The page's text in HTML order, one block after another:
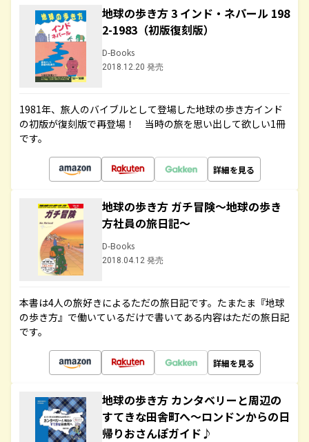
地球の歩き方 3 インド・ネパール 198
2-1983（初版復刻版）
D-Books
2018.12.20 発売
1981年、旅人のバイブルとして登場した地球の歩き方インド
の初版が復刻版で再登場！ 当時の旅を思い出して欲しい1冊
です。
詳細を見る
地球の歩き方 ガチ冒険～地球の歩き
方社員の旅日記～
D-Books
2018.04.12 発売
本書は4人の旅好きによるただの旅日記です。たまたま『地球
の歩き方』で働いているだけで書いてある内容はただの旅日記
です。
詳細を見る
地球の歩き方 カンタベリーと周辺の
すてきな田舎町へ～ロンドンからの日
帰りおさんぽガイド♪